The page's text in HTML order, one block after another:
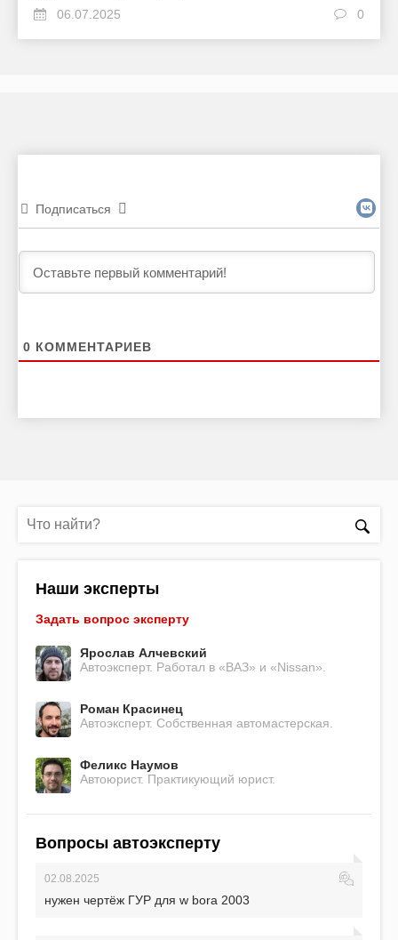
06.07.2025 0
Подписаться
0 КОММЕНТАРИЕВ
Наши эксперты
Задать вопрос эксперту
Ярослав Алчевский
Автоэксперт. Работал в «ВАЗ» и «Nissan».
Роман Красинец
Автоэксперт. Собственная автомастерская.
Феликс Наумов
Автоюрист. Практикующий юрист.
Вопросы автоэксперту
02.08.2025
нужен чертёж ГУР для w bora 2003